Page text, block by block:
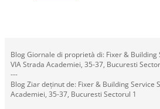
Blog Giornale di proprietà di: Fixer & Building
VIA Strada Academiei, 35-37, Bucuresti
---
Blog Ziar deținut de: Fixer & Building Service
Academiei, 35-37, Bucuresti Sectorul 1